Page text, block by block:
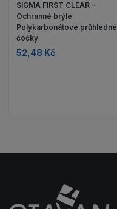
SIGMA FIRST CLEAR -
Ochranné brýle
Polykarbonátové průhledné
čočky
52,48 Kč